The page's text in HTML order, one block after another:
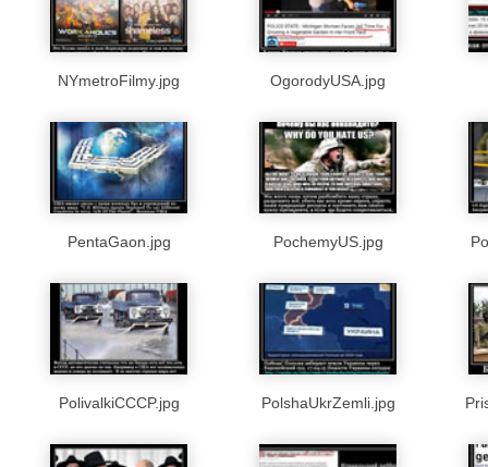
NYmetroFilmy.jpg OgorodyUSA.jpg
PentaGaon.jpg PochemyUS.jpg
PolivalkiCCCP.jpg PolshaUkrZemli.jpg